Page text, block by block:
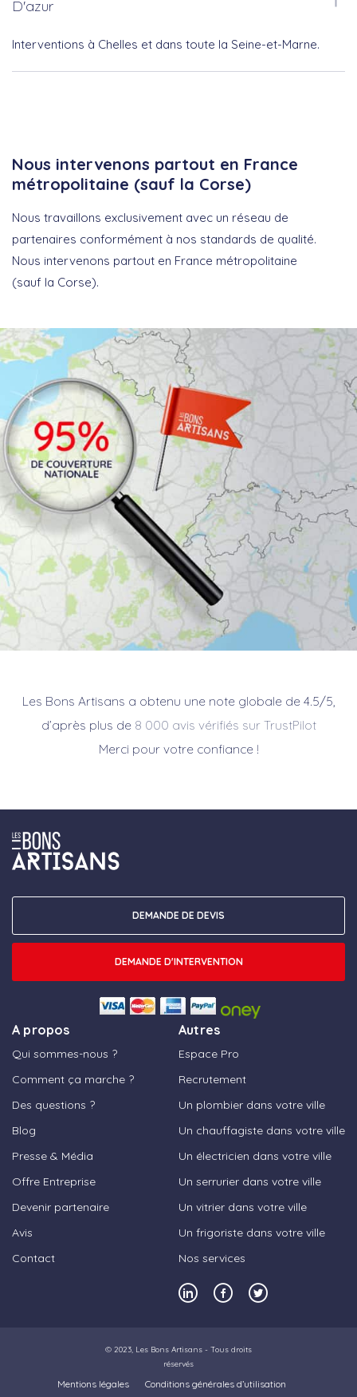
D'azur
Interventions à Chelles et dans toute la Seine-et-Marne.
Nous intervenons partout en France
métropolitaine (sauf la Corse)
Nous travaillons exclusivement avec un réseau de
partenaires conformément à nos standards de qualité.
Nous intervenons partout en France métropolitaine
(sauf la Corse).
Les Bons Artisans a obtenu une note globale de 4.5/5,
d’après plus de 8 000 avis vérifiés sur TrustPilot
Merci pour votre confiance !
A propos
Qui sommes-nous ?
Comment ça marche ?
Des questions ?
Blog
Presse & Média
Offre Entreprise
Devenir partenaire
Avis
Contact
Autres
Espace Pro
Recrutement
Un plombier dans votre ville
Un chauffagiste dans votre ville
Un électricien dans votre ville
Un serrurier dans votre ville
Un vitrier dans votre ville
Un frigoriste dans votre ville
Nos services
DEMANDE DE DEVIS
DEMANDE D'INTERVENTION
© 2023, Les Bons Artisans - Tous droits
réservés
Mentions légales Conditions générales d’utilisation